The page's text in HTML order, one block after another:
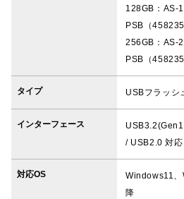
128GB：AS-
PSB（
256GB：AS-
PSB（
タイプ USBフラッシ
インターフェース
/ USB2.0 対応
対応OS
Windows11
降